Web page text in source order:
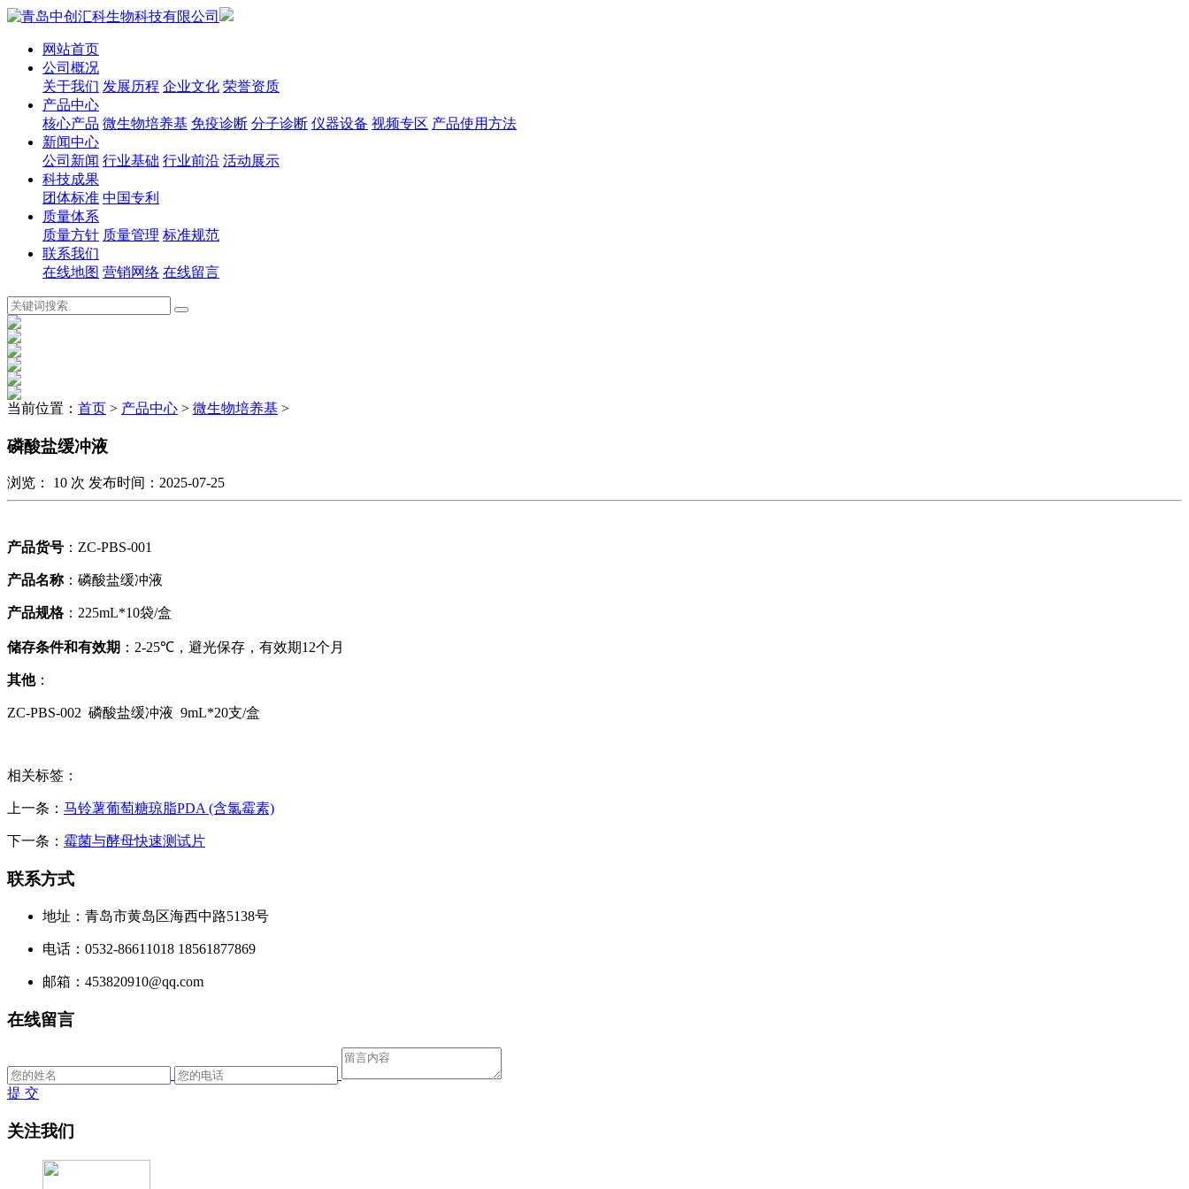
网站首页
公司概况
关于我们 发展历程 企业文化 荣誉资质
产品中心
核心产品 微生物培养基 免疫诊断 分子诊断 仪器设备 视频专区 产品使用方法
新闻中心
公司新闻 行业基础 行业前沿 活动展示
科技成果
团体标准 中国专利
质量体系
质量方针 质量管理 标准规范
联系我们
在线地图 营销网络 在线留言
当前位置： 首页 > 产品中心 > 微生物培养基 >
磷酸盐缓冲液
浏览： 10 次 发布时间：2025-07-25
产品货号 ： ZC-PBS-001
产品名称：磷酸盐缓冲液
产品规格： 225mL*10袋/盒
储存条件和有效期 ： 2-25℃ ，避光保存，有效期12个月
其他：
ZC-PBS-002 磷酸盐缓冲液 9mL*20支/盒
相关标签：
上一条： 马铃薯葡萄糖琼脂PDA (含氯霉素)
下一条： 霉菌与酵母快速测试片
联系方式
地址：青岛市黄岛区海西中路5138号
电话：0532-86611018 18561877869
邮箱：453820910@qq.com
在线留言
提 交
关注我们